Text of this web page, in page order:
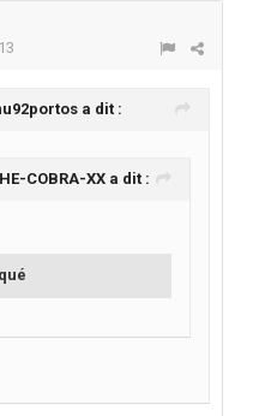
a dit :
COBRA-XX a dit :